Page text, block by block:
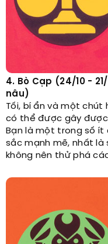
4. Bò Cạp (24/10 -
nâu)
Tối, bí ẩn và một
có thể được gây
Bạn là một trong số
sắc mạnh mẽ, nhất là
không nên thử phá